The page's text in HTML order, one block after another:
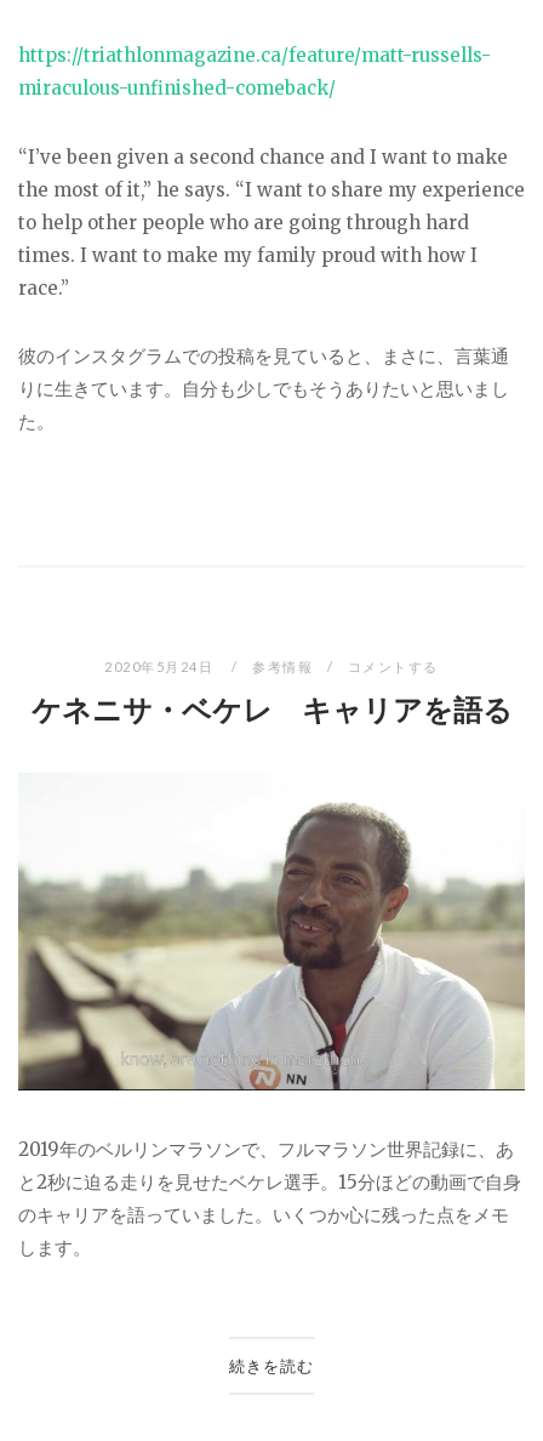
https://triathlonmagazine.ca/feature/matt-russells-
miraculous-unfinished-comeback/
“I’ve been given a second chance and I want to make
the most of it,” he says. “I want to share my experience
to help other people who are going through hard
times. I want to make my family proud with how I
race.”
彼のインスタグラムでの投稿を見ていると、まさに、言葉通
りに生きています。自分も少しでもそうありたいと思いまし
た。
2020年5月24日 参考情報 コメントする
ケネニサ・ベケレ キャリアを語る
2019年のベルリンマラソンで、フルマラソン世界記録に、あ
と2秒に迫る走りを見せたベケレ選手。15分ほどの動画で自身
のキャリアを語っていました。いくつか心に残った点をメモ
します。
続きを読む